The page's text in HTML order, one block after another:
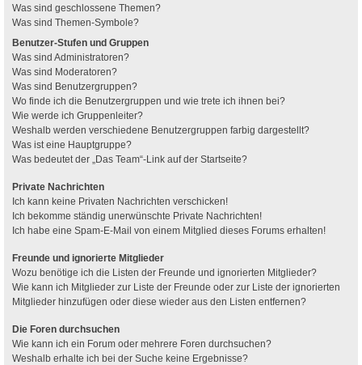
Was sind geschlossene Themen?
Was sind Themen-Symbole?
Benutzer-Stufen und Gruppen
Was sind Administratoren?
Was sind Moderatoren?
Was sind Benutzergruppen?
Wo finde ich die Benutzergruppen und wie trete ich ihnen bei?
Wie werde ich Gruppenleiter?
Weshalb werden verschiedene Benutzergruppen farbig dargestellt?
Was ist eine Hauptgruppe?
Was bedeutet der „Das Team“-Link auf der Startseite?
Private Nachrichten
Ich kann keine Privaten Nachrichten verschicken!
Ich bekomme ständig unerwünschte Private Nachrichten!
Ich habe eine Spam-E-Mail von einem Mitglied dieses Forums erhalten!
Freunde und ignorierte Mitglieder
Wozu benötige ich die Listen der Freunde und ignorierten Mitglieder?
Wie kann ich Mitglieder zur Liste der Freunde oder zur Liste der ignorierten
Mitglieder hinzufügen oder diese wieder aus den Listen entfernen?
Die Foren durchsuchen
Wie kann ich ein Forum oder mehrere Foren durchsuchen?
Weshalb erhalte ich bei der Suche keine Ergebnisse?